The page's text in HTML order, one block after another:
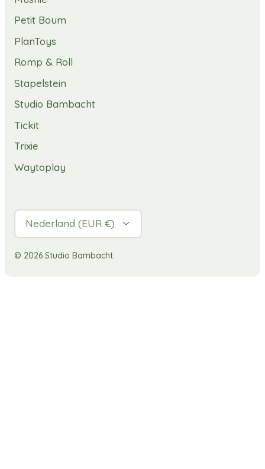
Petit Boum
PlanToys
Romp & Roll
Stapelstein
Studio Bambacht
Tickit
Trixie
Waytoplay
Valuta
Nederland (EUR €)
© 2026 Studio Bambacht